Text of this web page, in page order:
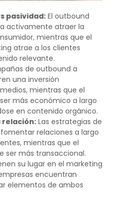
pasividad:El outbound
activamente atraer la
mientras que el
atrae a los clientes
relevante.
de outbound a
una inversión
mientras que el
más económico a largo
en contenido orgánico.
relación:Las estrategias de
relaciones a largo
mientras que el
ser más transaccional.
su lugar en el marketing
encuentran
elementos de ambos